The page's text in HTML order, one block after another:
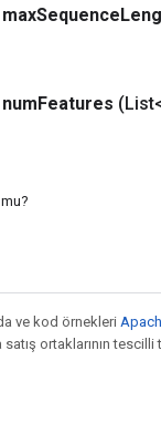
maxSequence
numFeatures
ve kod örnekleri
ortaklarının